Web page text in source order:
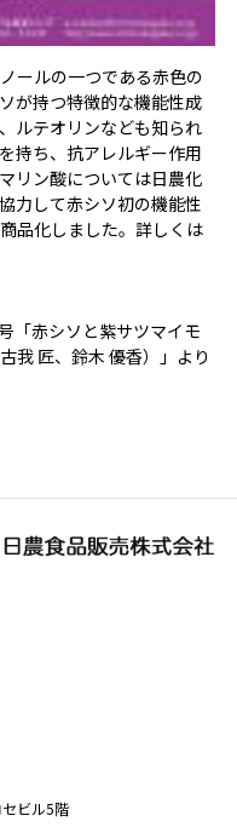
ールの一つである赤色の
が持つ特徴的な機能性成
ルテオリンなども知られ
持ち、抗アレルギー作用
リン酸については日農化
力して赤シソ初の機能性
品化しました。詳しくは
赤シソと紫サツマイモ
我 匠、鈴木 優香）」より
ビル5階